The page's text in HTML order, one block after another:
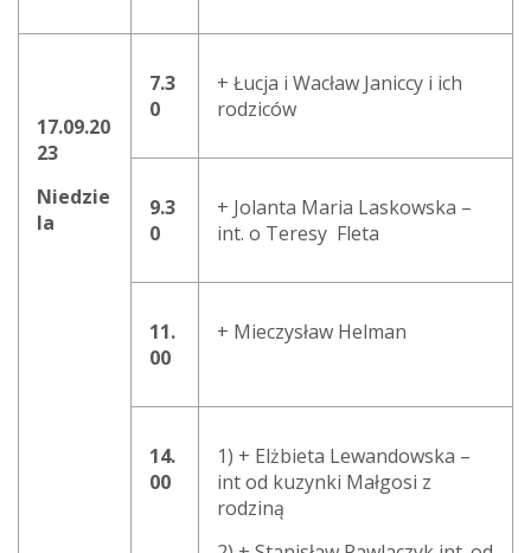
17.09.20
23
Niedzie
la
7.3
0
+ Łucja i Wacław Janiccy i ich
rodziców
9.3
0
+ Jolanta Maria Laskowska –
int. o Teresy Fleta
11.
00
+ Mieczysław Helman
14.
00
1) + Elżbieta Lewandowska –
int od kuzynki Małgosi z
rodziną